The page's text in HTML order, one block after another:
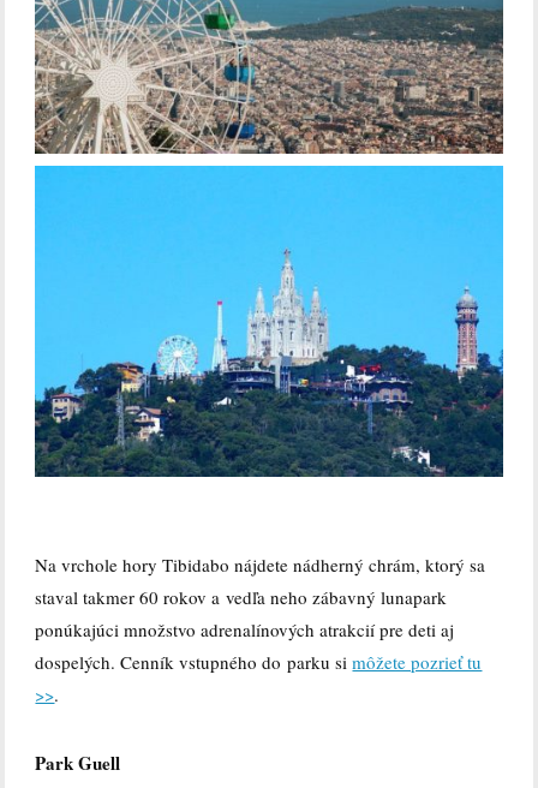
Na vrchole hory Tibidabo nájdete nádherný chrám, ktorý sa
staval takmer 60 rokov a vedľa neho zábavný lunapark
ponúkajúci množstvo adrenalínových atrakcií pre deti aj
dospelých. Cenník vstupného do parku simôžete pozrieť tu
>>.
Park Guell